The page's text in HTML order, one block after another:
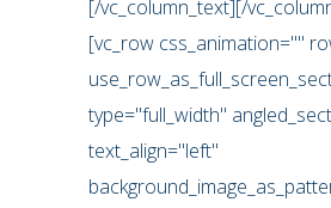
[/vc_column_text][/
[vc_row css_animation=""
type="full_width"
text_align="left"